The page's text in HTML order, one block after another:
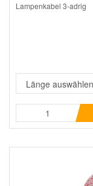
Lampenkabel 3-adrig